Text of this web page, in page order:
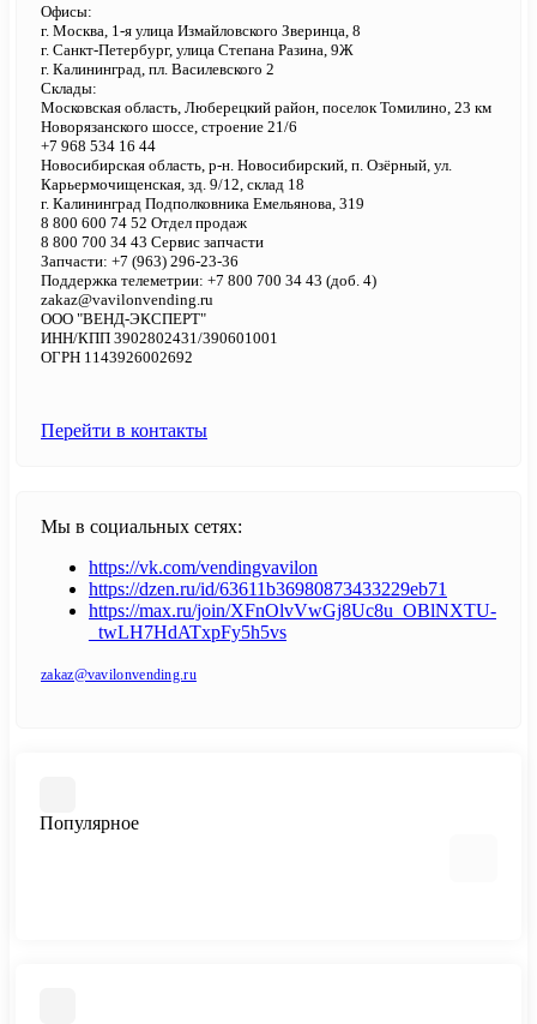
Офисы:
г. Москва, 1-я улица Измайловского Зверинца, 8
г. Санкт-Петербург, улица Степана Разина, 9Ж
г. Калининград, пл. Василевского 2
Склады:
Московская область, Люберецкий район, поселок Томилино, 23 км
Новорязанского шоссе, строение 21/6
+7 968 534 16 44
Новосибирская область, р-н. Новосибирский, п. Озёрный, ул.
Карьермочищенская, зд. 9/12, склад 18
г. Калининград Подполковника Емельянова, 319
8 800 600 74 52 Отдел продаж
8 800 700 34 43 Сервис запчасти
Запчасти: +7 (963) 296-23-36
Поддержка телеметрии: +7 800 700 34 43 (доб. 4)
zakaz@vavilonvending.ru
ООО "ВЕНД-ЭКСПЕРТ"
ИНН/КПП 3902802431/390601001
ОГРН 1143926002692
Перейти в контакты
Мы в социальных сетях:
https://vk.com/vendingvavilon
https://dzen.ru/id/63611b36980873433229eb71
https://max.ru/join/XFnOlvVwGj8Uc8u_OBlNXTU-
_twLH7HdATxpFy5h5vs
zakaz@vavilonvending.ru
Популярное